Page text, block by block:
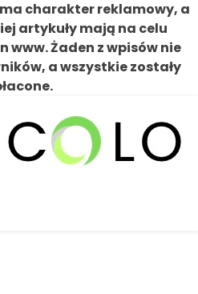
charakter reklamowy, a
artykuły mają na celu
www. Żaden z wpisów nie
a wszystkie zostały